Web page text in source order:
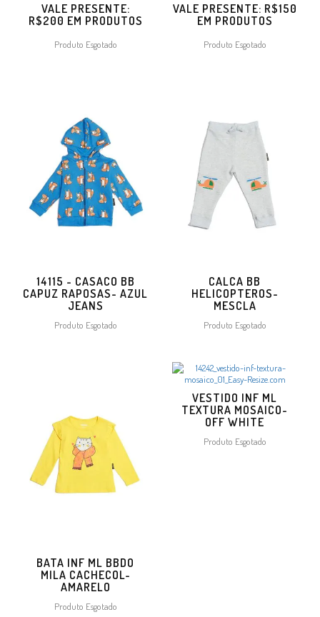
VALE PRESENTE:
R$200 EM PRODUTOS
Produto Esgotado
VALE PRESENTE: R$150
EM PRODUTOS
Produto Esgotado
14115 - CASACO BB
CAPUZ RAPOSAS- AZUL
JEANS
Produto Esgotado
CALCA BB
HELICOPTEROS-
MESCLA
Produto Esgotado
BATA INF ML BBDO
MILA CACHECOL-
AMARELO
Produto Esgotado
VESTIDO INF ML
TEXTURA MOSAICO-
OFF WHITE
Produto Esgotado